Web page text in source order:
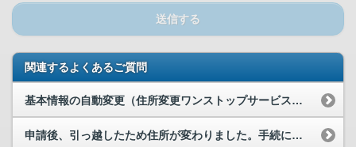
送信する
関連するよくあるご質問
基本情報の自動変更（住所変更ワンストップサービス等）で同意申請手続きをしないと、運転免許（運転...
申請後、引っ越したため住所が変わりました。手続において住所の変更はどのようにしたらいいでしょうか。